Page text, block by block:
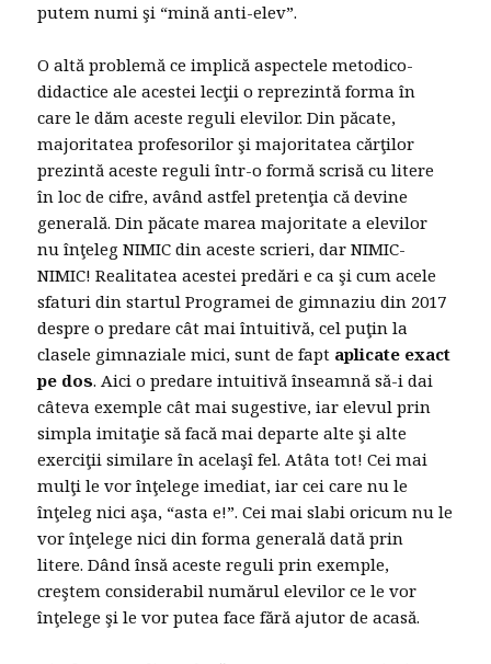
putem numi şi “mină anti-elev”.
O altă problemă ce implică aspectele metodico-
didactice ale acestei lecţii o reprezintă forma în
care le dăm aceste reguli elevilor. Din păcate,
majoritatea profesorilor şi majoritatea cărţilor
prezintă aceste reguli într-o formă scrisă cu litere
în loc de cifre, având astfel pretenţia că devine
generală. Din păcate marea majoritate a elevilor
nu înţeleg NIMIC din aceste scrieri, dar NIMIC-
NIMIC! Realitatea acestei predări e ca şi cum acele
sfaturi din startul Programei de gimnaziu din 2017
despre o predare cât mai întuitivă, cel puţin la
clasele gimnaziale mici, sunt de fapt aplicate exact
pe dos. Aici o predare intuitivă înseamnă să-i dai
câteva exemple cât mai sugestive, iar elevul prin
simpla imitaţie să facă mai departe alte şi alte
exerciţii similare în acelaşî fel. Atâta tot! Cei mai
mulţi le vor înţelege imediat, iar cei care nu le
înţeleg nici aşa, “asta e!”. Cei mai slabi oricum nu le
vor înţelege nici din forma generală dată prin
litere. Dând însă aceste reguli prin exemple,
creştem considerabil numărul elevilor ce le vor
înţelege şi le vor putea face fără ajutor de acasă.